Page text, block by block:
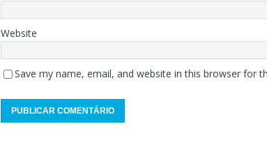
Website
Save my name, email, and website in this browser for